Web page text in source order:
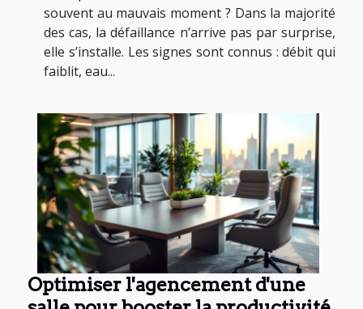
souvent au mauvais moment ? Dans la majorité
des cas, la défaillance n’arrive pas par surprise,
elle s’installe. Les signes sont connus : débit qui
faiblit, eau...
Optimiser l'agencement d'une